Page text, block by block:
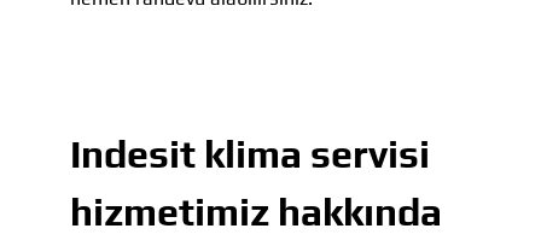
Indesit klima servisi
hizmetimiz hakkında